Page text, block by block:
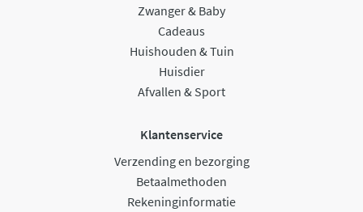
Zwanger & Baby
Cadeaus
Huishouden & Tuin
Huisdier
Afvallen & Sport
Klantenservice
Verzending en bezorging
Betaalmethoden
Rekeninginformatie